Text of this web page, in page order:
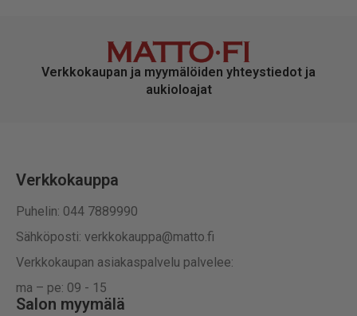
Verkkokaupan ja myymälöiden yhteystiedot ja
aukioloajat
Verkkokauppa
Puhelin: 044 7889990
Sähköposti: verkkokauppa@matto.fi
Verkkokaupan asiakaspalvelu palvelee:
ma – pe: 09 - 15
Salon myymälä